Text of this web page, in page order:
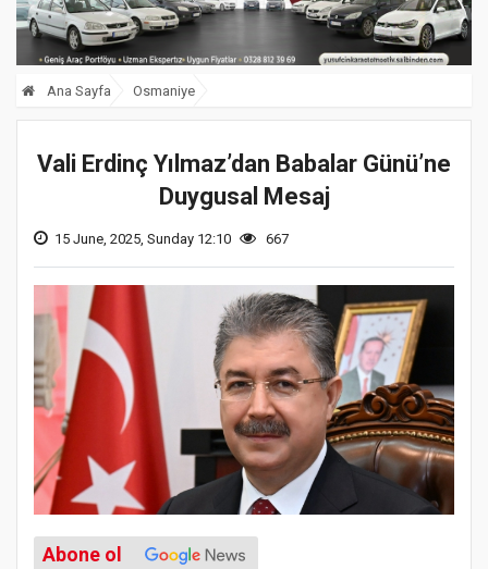
Ana Sayfa Osmaniye
Vali Erdinç Yılmaz’dan Babalar Günü’ne
Duygusal Mesaj
15 June, 2025, Sunday 12:10 667
Abone ol